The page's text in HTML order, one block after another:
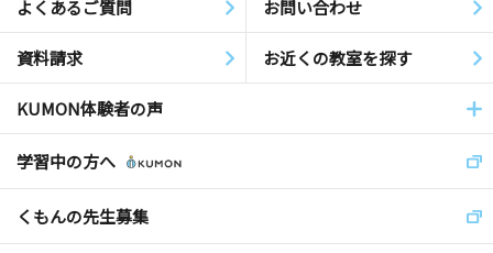
よくあるご質問 お問い合わせ
資料請求 お近くの教室を探す
KUMON体験者の声
学習中の方へ
くもんの先生募集